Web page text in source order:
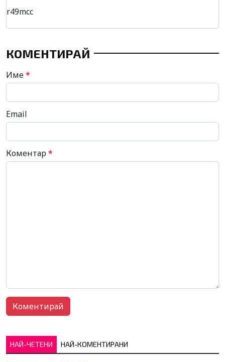
r49mcc
КОМЕНТИРАЙ
Име*
Email
Коментар*
НАЙ-ЧЕТЕНИ НАЙ-КОМЕНТИРАНИ